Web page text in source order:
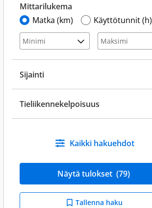
Mittarilukema
Matka (km)
Käyttötunnit (h)
Sijainti
Tieliikennekelpoisuus
Kaikki hakuehdot
Näytä tulokset (79)
Tallenna haku